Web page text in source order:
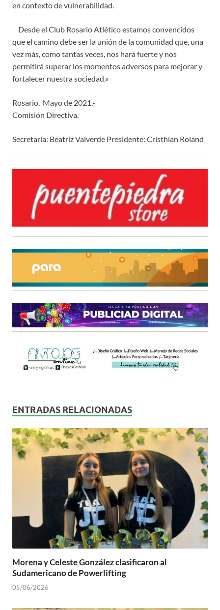
en contexto de vulnerabilidad.
Desde el Club Rosario Atlético estamos convencidos
que el camino debe ser la unión de la comunidad que, una
vez más, como tantas veces, nos hará fuerte y nos
permitirá superar los momentos adversos para mejorar y
fortalecer nuestra sociedad.»
Rosario, Mayo de 2021.-
Comisión Directiva.
Secretaria: Beatriz Valverde Presidente: Cristhian Roland
ENTRADAS RELACIONADAS
Morena y Celeste González clasificaron al
Sudamericano de Powerlifting
05/06/2026